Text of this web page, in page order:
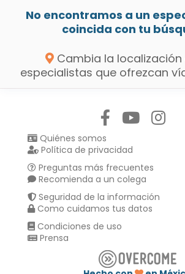
No encontramos a un
coincida con tu
Cambia la localización
especialistas que ofrezcan
Quiénes somos
Política de privacidad
Preguntas más frecuentes
Recomienda a un colega
Seguridad de la información
Como cuidamos tus datos
Condiciones de uso
Prensa